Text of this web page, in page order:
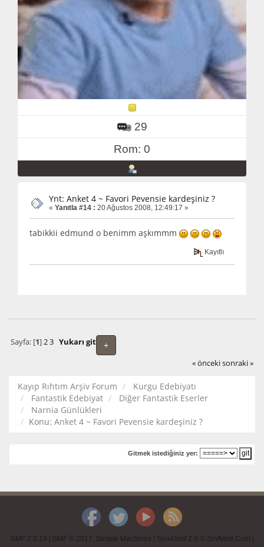
29
Rom: 0
Ynt: Anket 4 ~ Favori Pevensie kardeşiniz ?
« Yanıtla #14 : 20 Ağustos 2008, 12:49:17 »
tabikkii edmund o benimm aşkımmm
Kayıtlı
+
Sayfa: [1]2 3 Yukarı git
« önceki sonraki »
Kayıp Rıhtım Arşiv Forum
Kurgu Edebiyatı
Fantastik Edebiyat
Diğer Fantastik Eserler
Narnia Günlükleri
Konu: Anket 4 ~ Favori Pevensie kardeşiniz ?
Gitmek istediğiniz yer:
SMF 2.0.19 | SMF © 2017 Simple Machines | Seo4Smf 2.0 © SmfMod.Com |